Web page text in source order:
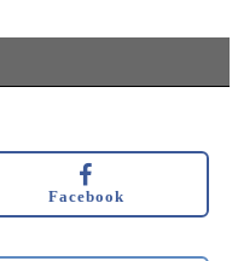
Facebook